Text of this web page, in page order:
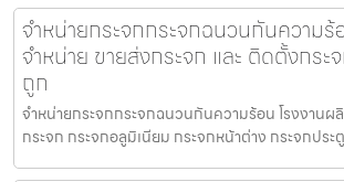
จำหน่ายกระจกกระจกฉนวนกันความร้
จำหน่าย ขายส่งกระจก และ ติดตั้งกร
ถูก
จำหน่ายกระจกกระจกฉนวนกันความร้อน โรงงานผ
กระจก กระจกอลูมิเนียม กระจกหน้าต่าง กระจกปร